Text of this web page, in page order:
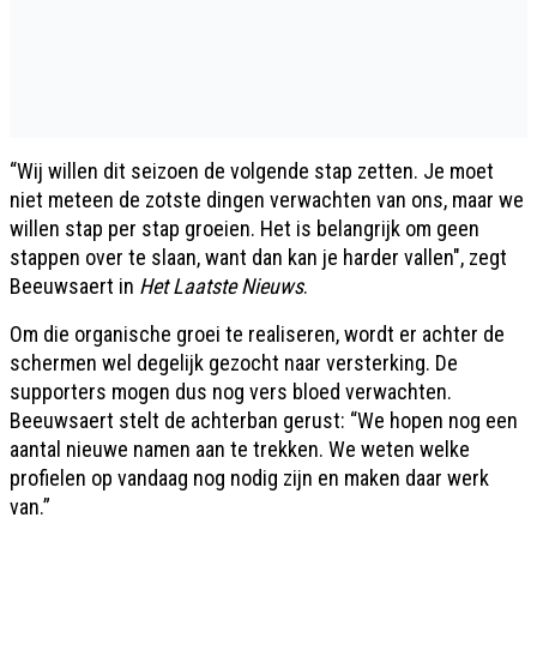
“Wij willen dit seizoen de volgende stap zetten. Je moet
niet meteen de zotste dingen verwachten van ons, maar we
willen stap per stap groeien. Het is belangrijk om geen
stappen over te slaan, want dan kan je harder vallen", zegt
Beeuwsaert in Het Laatste Nieuws.
Om die organische groei te realiseren, wordt er achter de
schermen wel degelijk gezocht naar versterking. De
supporters mogen dus nog vers bloed verwachten.
Beeuwsaert stelt de achterban gerust: “We hopen nog een
aantal nieuwe namen aan te trekken. We weten welke
profielen op vandaag nog nodig zijn en maken daar werk
van.”